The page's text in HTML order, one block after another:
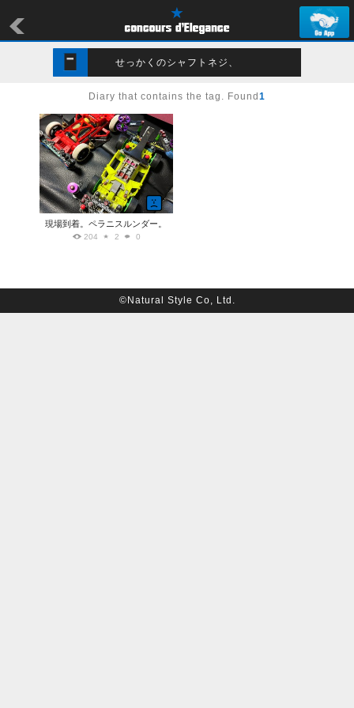
せっかくのシャフトネジ、
Diary that contains the tag. Found 1
現場到着。ペラニスルンダー。
204 2 0
©Natural Style Co, Ltd.